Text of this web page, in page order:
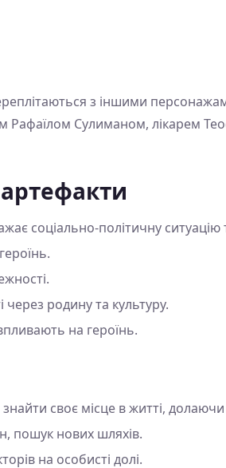
з іншими
Сулиманом, лікарем
соціально-політичну ситуацію
родину та культуру.
на героїнь.
своє місце в житті,
пошук нових шляхів.
на особисті долі.